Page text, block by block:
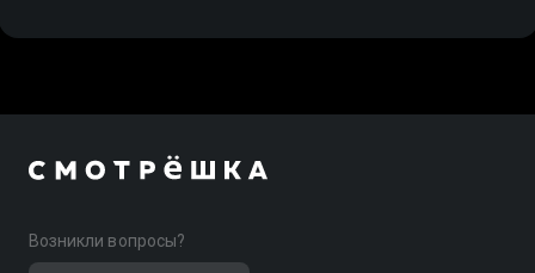
Возникли вопросы?